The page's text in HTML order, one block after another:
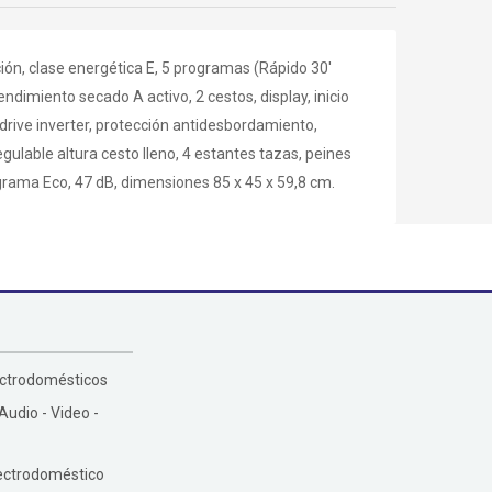
clase energética E, 5 programas (Rápido 30'
secado A activo, 2 cestos, display, inicio
inverter, protección antidesbordamiento,
altura cesto lleno, 4 estantes tazas, peines
Eco, 47 dB, dimensiones 85 x 45 x 59,8 cm.
- Video -